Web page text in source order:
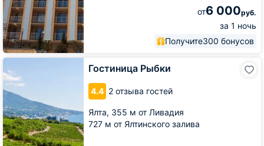
от6 000руб.
за 1 ночь
Получите300 бонусов
Гостиница Рыбки
4.4 2 отзыва гостей
Ялта, 355 м от Ливадия
727 м от Ялтинского залива
Гостиница
Рыбки